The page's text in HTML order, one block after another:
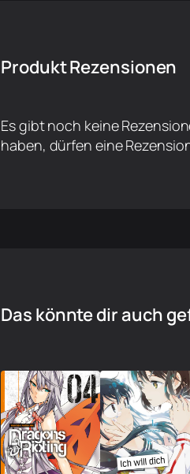
Produkt Rezensionen
Es gibt noch keine
haben, dürfen eine
Das könnte dir auch